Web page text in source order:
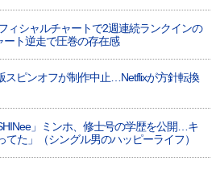
フィシャルチャートで2週連続ランクインの
ト逆走で圧巻の存在感
スピンオフが制作中止…Netflixが方針転換
」ミンホ、修士号の学歴を公開…キ
てた」（シングル男のハッピーライフ）